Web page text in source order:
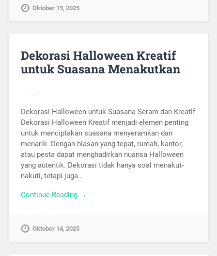
Oktober 19, 2025
Dekorasi Halloween Kreatif
untuk Suasana Menakutkan
Dekorasi Halloween untuk Suasana Seram dan Kreatif
Dekorasi Halloween Kreatif menjadi elemen penting
untuk menciptakan suasana menyeramkan dan
menarik. Dengan hiasan yang tepat, rumah, kantor,
atau pesta dapat menghadirkan nuansa Halloween
yang autentik. Dekorasi tidak hanya soal menakut-
nakuti, tetapi juga…
Continue Reading →
Oktober 14, 2025